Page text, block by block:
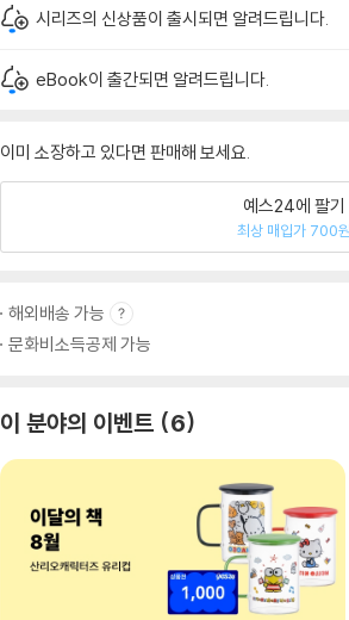
시리즈의 신상품이 출시되면 알려드립니다.
eBook이 출간되면 알려드립니다.
이미 소장하고 있다면 판매해 보세요.
예스24에 팔기
최상 매입가 700원
해외배송 가능
문화비소득공제 가능
이 분야의 이벤트 6